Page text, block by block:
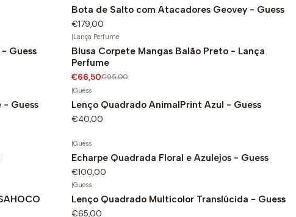
Bota de Salto com Atacadores Geovey - Guess
€179,00
Guess -30%
Lança Perfume
Blusa Corpete Mangas Balão Preto - Lança
Perfume
€66,50€95,00
- Guess
|Guess
Lenço Quadrado AnimalPrint Azul - Guess
€40,00
|Guess
Echarpe Quadrada Floral e Azulejos - Guess
€100,00
Guess
Lenço Quadrado Multicolor Translúcida - Guess
€65,00